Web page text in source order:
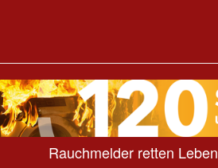
Rauchmelder retten Leben